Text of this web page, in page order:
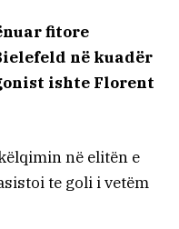
fitore
në kuadër
ishte Florent
në elitën e
te goli i vetëm